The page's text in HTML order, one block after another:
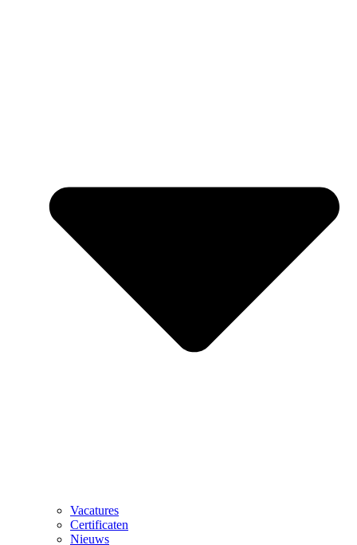
Vacatures
Certificaten
Nieuws